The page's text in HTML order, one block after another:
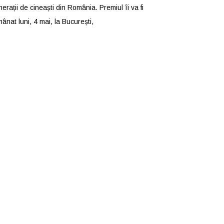
de cineaști din România. Premiul îi va fi
luni, 4 mai, la București,